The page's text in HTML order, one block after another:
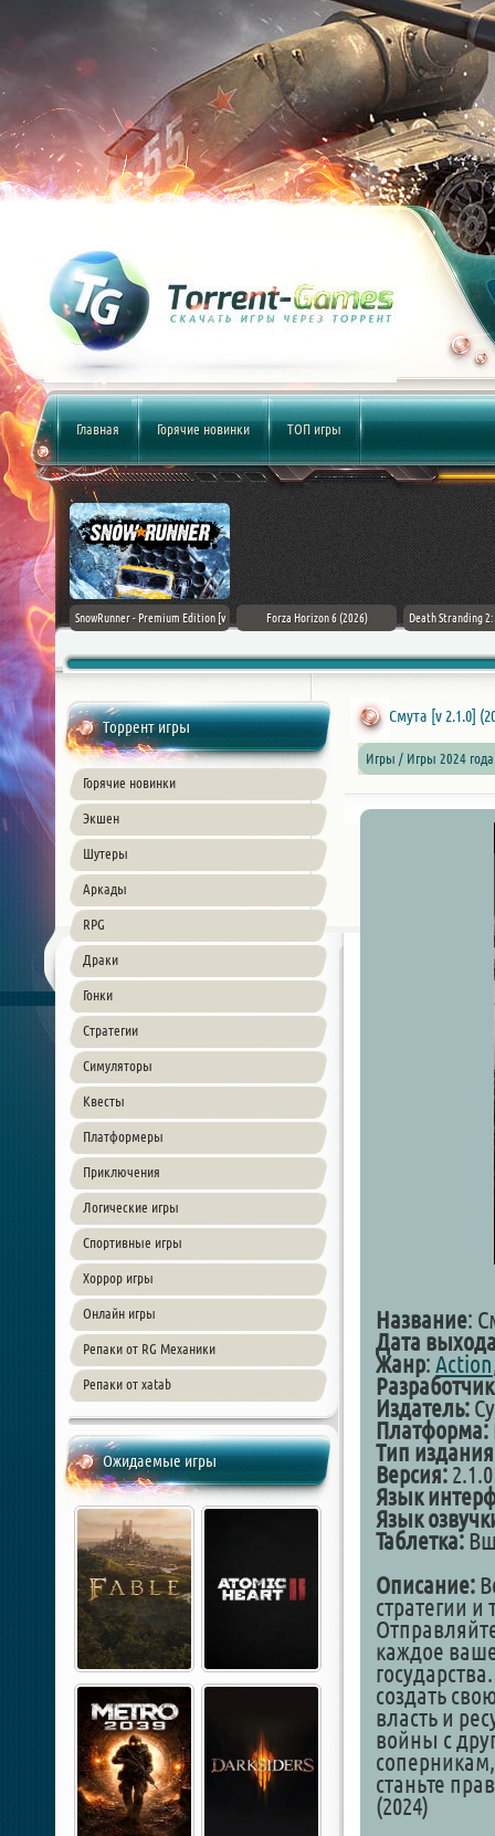
Главная Горячие новинки ТОП игры
Flag
PC
SnowRunner - Premium Edition [v
Forza Horizon 6 (2026) Death Stranding
Торрент игры
Горячие новинки
Экшен
Шутеры
Аркады
RPG
Драки
Гонки
Стратегии
Симуляторы
Квесты
Платформеры
Приключения
Логические игры
Спортивные игры
Хоррор игры
Онлайн игры
Репаки от RG Механики
Репаки от xatab
Ожидаемые игры
Смута [v 2.1.0]
Игры / Игры 2024
Название:
Дата
Жанр: Action
Разработчик
Издатель:
Платформа:
Тип
Версия: 2.1.0
Язык
Язык
Таблетка:
Описание:
стратегии
каждое
создать
власть и
войны с
станьте
(2024)